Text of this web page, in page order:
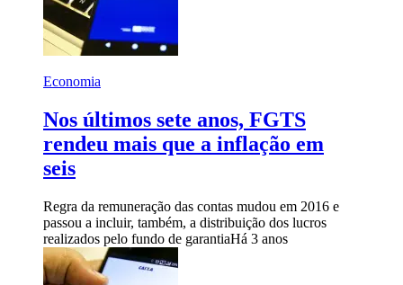
Economia
Nos últimos sete anos, FGTS
rendeu mais que a inflação em
seis
Regra da remuneração das contas mudou em 2016 e
passou a incluir, também, a distribuição dos lucros
realizados pelo fundo de garantiaHá 3 anos